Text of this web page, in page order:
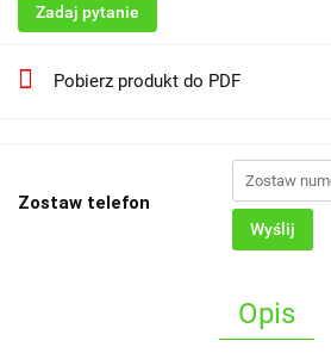
Zadaj pytanie
Pobierz produkt do PDF
Zostaw telefon
Wyślij
Opis